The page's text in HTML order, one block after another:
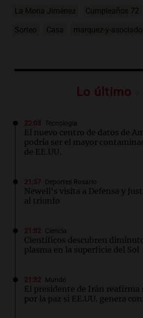
La Mona Jiménez Cumpleaños 72
Sorteo Casa marquez-y-
Lo último
22:03 Tecnología
El nuevo centro de datos de
podría ser el mayor
de EE.UU.
21:57 Deportes Rosario
Newell's visita a Defensa y
al triunfo
21:32 Ciencia
Científicos descubren
plasma en la superficie del Sol
21:32 Mundo
El presidente de Irán reafirma
por la paz si EE.UU. genera